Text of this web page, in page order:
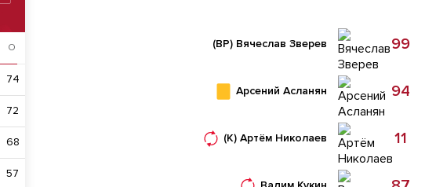
О
74
72
68
57
Вячеслав Зверев
(ВР) 99
Арсений Асланян 94
Артём Николаев
(К) 11